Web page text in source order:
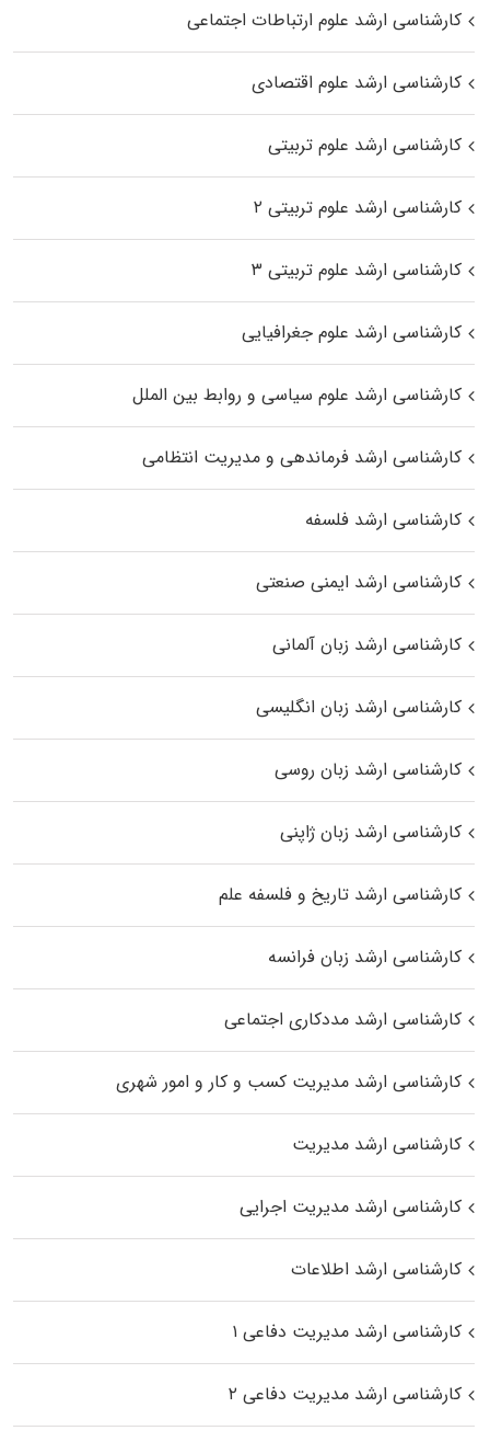
کارشناسی ارشد علوم ارتباطات اجتماعی
کارشناسی ارشد علوم اقتصادی
کارشناسی ارشد علوم تربیتی
کارشناسی ارشد علوم تربیتی ۲
کارشناسی ارشد علوم تربیتی ۳
کارشناسی ارشد علوم جغرافیایی
کارشناسی ارشد علوم سیاسی و روابط بین الملل
کارشناسی ارشد فرماندهی و مدیریت انتظامی
کارشناسی ارشد فلسفه
کارشناسی ارشد ایمنی صنعتی
کارشناسی ارشد زبان آلمانی
کارشناسی ارشد زبان انگلیسی
کارشناسی ارشد زبان روسی
کارشناسی ارشد زبان ژاپنی
کارشناسی ارشد تاریخ و فلسفه علم
کارشناسی ارشد زبان فرانسه
کارشناسی ارشد مددکاری اجتماعی
کارشناسی ارشد مدیریت کسب و کار و امور شهری
کارشناسی ارشد مدیریت
کارشناسی ارشد مدیریت اجرایی
کارشناسی ارشد اطلاعات
کارشناسی ارشد مدیریت دفاعی ۱
کارشناسی ارشد مدیریت دفاعی ۲